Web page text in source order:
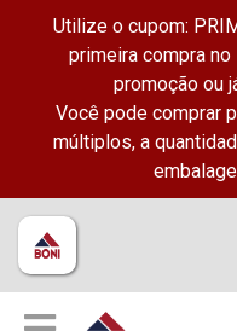
Utilize o cupom:
primeira compra
promoção ou
Você pode comprar
múltiplos, a